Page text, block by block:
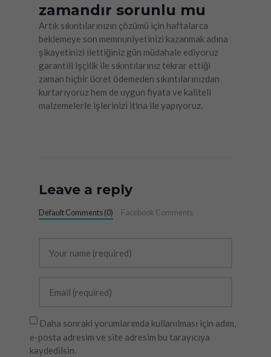
zamandır sorunlu mu
Artık sıkıntılarınızın çözümü için haftalarca
beklemeye son memnuniyetinizi kazanmak adına
şikayetinizi ilettiğiniz gün müdahale ediyoruz
garantili işçilik ile sıkıntılarınız tekrar ettiği
zaman hiçbir ücret ödemeden sıkıntılarınızdan
kurtarıyoruz hem de uygun fiyata ve kaliteli
malzemelerle işlerinizi itina ile yapıyoruz.
Leave a reply
Default Comments (0) Facebook Comments
Daha sonraki yorumlarımda kullanılması için adım,
e-posta adresim ve site adresim bu tarayıcıya
kaydedilsin.